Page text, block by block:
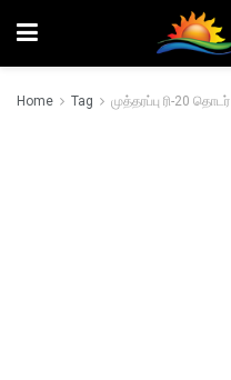
Home Tag முத்தரப்பு ரி-20 தொடர்